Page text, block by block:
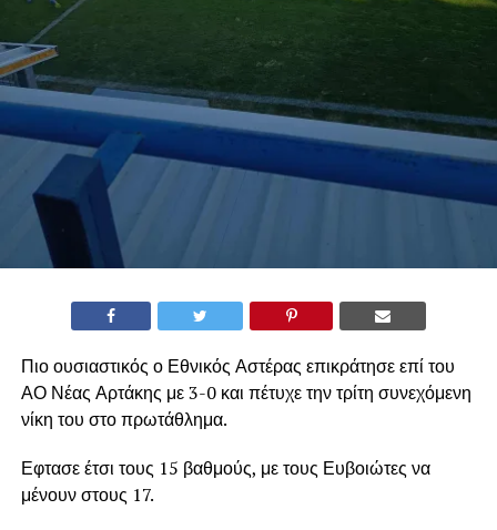
Πιο ουσιαστικός ο Εθνικός Αστέρας επικράτησε επί του
ΑΟ Νέας Αρτάκης με 3-0 και πέτυχε την τρίτη συνεχόμενη
νίκη του στο πρωτάθλημα.
Εφτασε έτσι τους 15 βαθμούς, με τους Ευβοιώτες να
μένουν στους 17.